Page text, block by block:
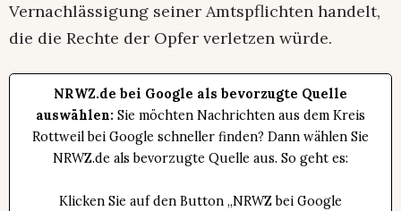
Vernachlässigung seiner Amtspflichten handelt,
die die Rechte der Opfer verletzen würde.
NRWZ.de bei Google als bevorzugte Quelle
auswählen: Sie möchten Nachrichten aus dem Kreis
Rottweil bei Google schneller finden? Dann wählen Sie
NRWZ.de als bevorzugte Quelle aus. So geht es:
Klicken Sie auf den Button „NRWZ bei Google